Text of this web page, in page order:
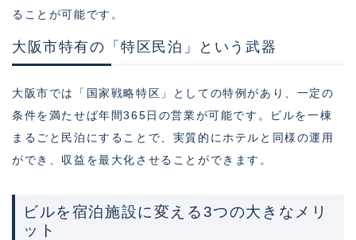
ることが可能です。
大阪市特有の「特区民泊」という武器
大阪市では「国家戦略特区」としての特例があり、一定の
条件を満たせば年間365日の営業が可能です。ビルを一棟
まるごと民泊にすることで、実質的にホテルと同様の運用
ができ、収益を最大化させることができます。
ビルを宿泊施設に変える3つの大きなメリ
ット